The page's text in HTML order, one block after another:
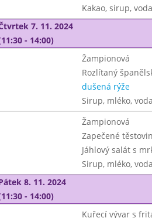
Kakao, sirup,
7. 11. 2024
- 14:00)
Žampionová
Rozlítaný
dušená rýže
Sirup, mléko,
Žampionová
Zapečené
Jáhlový salát s
Sirup, mléko,
8. 11. 2024
- 14:00)
Kuřecí vývar s